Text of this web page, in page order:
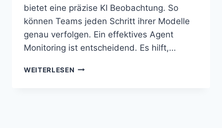
bietet eine präzise KI Beobachtung. So
können Teams jeden Schritt ihrer Modelle
genau verfolgen. Ein effektives Agent
Monitoring ist entscheidend. Es hilft,…
WEITERLESEN LANGSMITH